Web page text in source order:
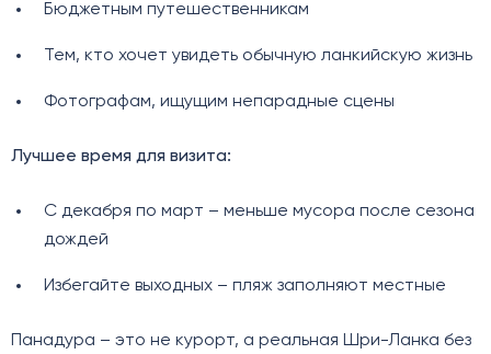
Бюджетным путешественникам
Тем, кто хочет увидеть обычную ланкийскую жизнь
Фотографам, ищущим непарадные сцены
Лучшее время для визита:
С декабря по март – меньше мусора после сезона
дождей
Избегайте выходных – пляж заполняют местные
Панадура – это не курорт, а реальная Шри-Ланка без